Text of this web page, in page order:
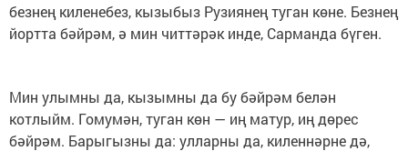
безнең киленебез, кызыбыз Рузиянең туган көне. Безнең
йортта бәйрәм, ә мин читтәрәк инде, Сарманда бүген.
Мин улымны да, кызымны да бу бәйрәм белән
котлыйм. Гомумән, туган көн — иң матур, иң дөрес
бәйрәм. Барыгызны да: улларны да, киленнәрне дә,